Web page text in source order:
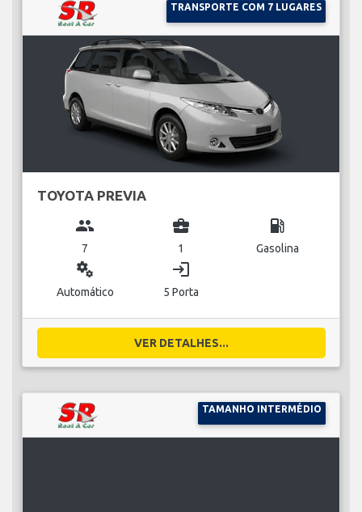
TRANSPORTE COM 7 LUGARES
TOYOTA PREVIA
group
7
business_center
1
local_gas_station
Gasolina
miscellaneous_services
Automático
login
5 Porta
VER DETALHES...
TAMANHO INTERMÉDIO